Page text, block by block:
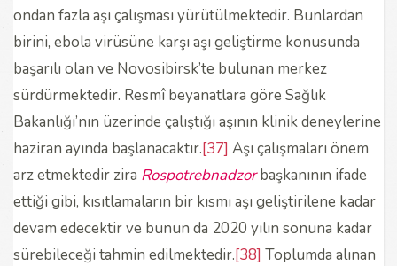
ondan fazla aşı çalışması yürütülmektedir. Bunlardan
birini, ebola virüsüne karşı aşı geliştirme konusunda
başarılı olan ve Novosibirsk’te bulunan merkez
sürdürmektedir. Resmî beyanatlara göre Sağlık
Bakanlığı’nın üzerinde çalıştığı aşının klinik deneylerine
haziran ayında başlanacaktır.[37] Aşı çalışmaları önem
arz etmektedir zira Rospotrebnadzorbaşkanının ifade
ettiği gibi, kısıtlamaların bir kısmı aşı geliştirilene kadar
devam edecektir ve bunun da 2020 yılın sonuna kadar
sürebileceği tahmin edilmektedir.[38] Toplumda alınan